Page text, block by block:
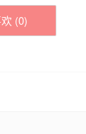
(0)